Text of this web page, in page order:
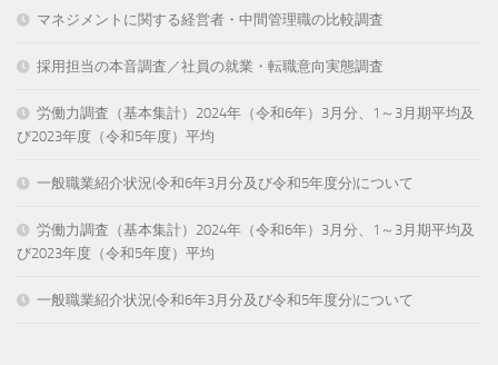
マネジメントに関する経営者・中間管理職の比較調査
採用担当の本音調査／社員の就業・転職意向実態調査
労働力調査（基本集計）2024年（令和6年）3月分、1～3月期平均及
び2023年度（令和5年度）平均
一般職業紹介状況(令和6年3月分及び令和5年度分)について
労働力調査（基本集計）2024年（令和6年）3月分、1～3月期平均及
び2023年度（令和5年度）平均
一般職業紹介状況(令和6年3月分及び令和5年度分)について